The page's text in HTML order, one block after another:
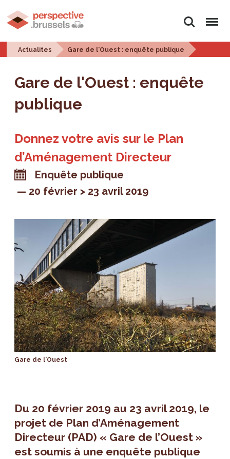
Rechercher
Menu
Actualites Gare de l'Ouest : enquête publique
Gare de l'Ouest : enquête
publique
Donnez votre avis sur le Plan
d’Aménagement Directeur
Enquête publique
20 février > 23 avril 2019
Gare de l'Ouest
Du 20 février 2019 au 23 avril 2019, le
projet de Plan d’Aménagement
Directeur (PAD) « Gare de l’Ouest »
est soumis à une enquête publique